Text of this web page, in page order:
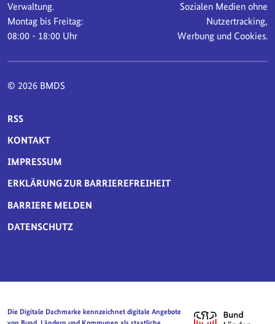
Verwaltung.
Montag bis Freitag:
08:00 - 18:00 Uhr
Sozialen Medien ohne
Nutzertracking,
Werbung und Cookies.
© 2026 BMDS
SERVICE-NAVIGATION FUSSBEREICH
RSS
KONTAKT
IMPRESSUM
ERKLÄRUNG ZUR BARRIEREFREIHEIT
BARRIERE MELDEN
DATENSCHUTZ
Die Digitale Dachmarke kennzeichnet digitale Angebote